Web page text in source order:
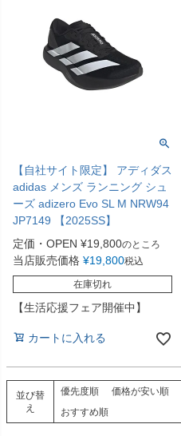
【自社サイト限定】 アディダス
adidas メンズ ランニング シュ
ーズ adizero Evo SL M NRW94
JP7149 【2025SS】
定価・OPEN ¥19,800のところ
当店販売価格 ¥19,800税込
在庫切れ
【生活応援フェア開催中】
カートに入れる
並び替
え
優先度順 価格が安い順
おすすめ順